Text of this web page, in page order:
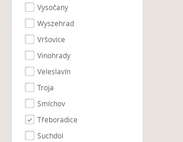
Vysočany
Wyszehrad
Vršovice
Vinohrady
Veleslavín
Troja
Smíchov
Třeboradice
Suchdol